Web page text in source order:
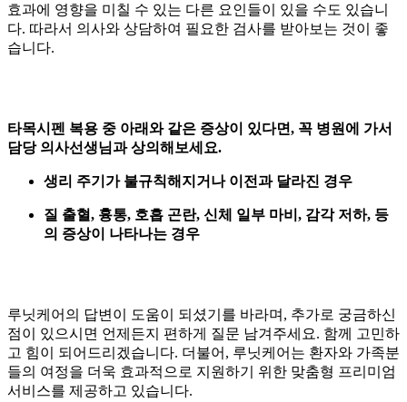
효과에 영향을 미칠 수 있는 다른 요인들이 있을 수도 있습니
다. 따라서 의사와 상담하여 필요한 검사를 받아보는 것이 좋
습니다.
타목시펜 복용 중 아래와 같은 증상이 있다면, 꼭 병원에 가서
담당 의사선생님과 상의해보세요.
생리 주기가 불규칙해지거나 이전과 달라진 경우
질 출혈, 흉통, 호흡 곤란, 신체 일부 마비, 감각 저하, 등
의 증상이 나타나는 경우
루닛케어의 답변이 도움이 되셨기를 바라며, 추가로 궁금하신
점이 있으시면 언제든지 편하게 질문 남겨주세요. 함께 고민하
고 힘이 되어드리겠습니다. 더불어, 루닛케어는 환자와 가족분
들의 여정을 더욱 효과적으로 지원하기 위한 맞춤형 프리미엄
서비스를 제공하고 있습니다.